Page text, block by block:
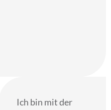
Ich bin mit der